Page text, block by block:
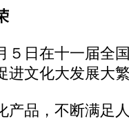
日在十一届全
进文化大发展大
品，不断满足